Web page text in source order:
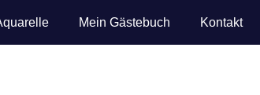
Mein Gästebuch Kontakt